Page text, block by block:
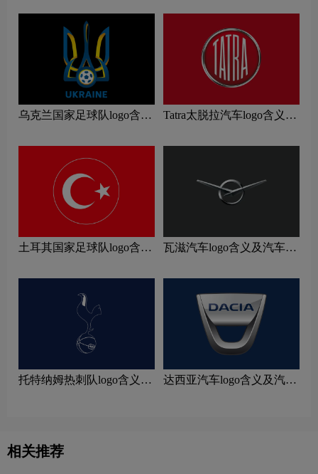
乌克兰国家足球队logo含义
Tatra太脱拉汽车logo含义及
土耳其国家足球队logo含义
瓦滋汽车logo含义及汽车品
托特纳姆热刺队logo含义及
达西亚汽车logo含义及汽车
相关推荐